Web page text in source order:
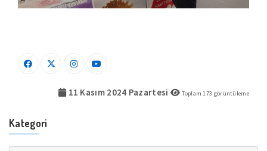
11 Kasım 2024 Pazartesi Toplam173 görüntüleme
Kategori